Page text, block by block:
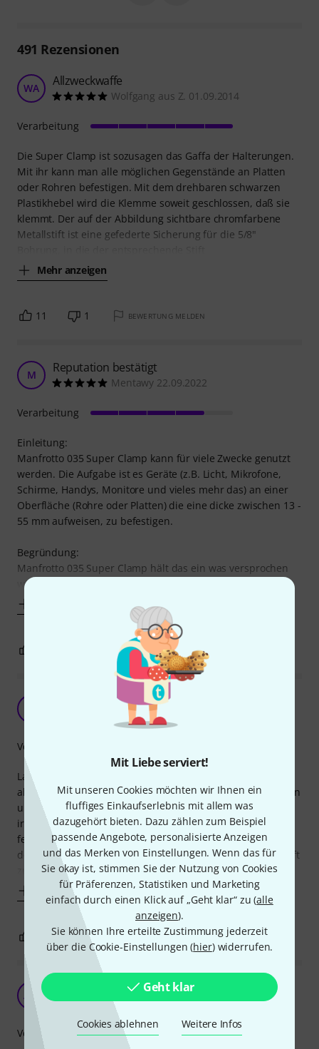
Mit Liebe serviert!
Mit unseren Cookies möchten wir Ihnen ein
fluffiges Einkaufserlebnis mit allem was
dazugehört bieten. Dazu zählen zum Beispiel
passende Angebote, personalisierte Anzeigen
und das Merken von Einstellungen. Wenn das für
Sie okay ist, stimmen Sie der Nutzung von Cookies
für Präferenzen, Statistiken und Marketing
einfach durch einen Klick auf „Geht klar“ zu (alle
anzeigen).
Sie können Ihre erteilte Zustimmung jederzeit
über die Cookie-Einstellungen (hier) widerrufen.
Geht klar
Cookies ablehnen Weitere Infos
491 Rezensionen
WA Allzweckwaffe
Wolfgang aus Z. 01.09.2014
Die Super Clamp ist sozusagen das Gaffa der Halterungen.
Mit ihr kann man alle möglichen Gegenstände an Platten
oder Rohren befestigen. Mit dem drehbaren schwarzen
Plastikhebel wird die Klemme soweit geschlossen, daß sie
klemmt. Der auf der Abbildung sichtbare chromfarbene
Metallstift ist eine gefederte Sicherung für die 5/8"
Mehr anzeigen
Verarbeitung
11 1 BEWERTUNG MELDEN
M Reputation bestätigt
Mentawy 22.09.2022
Einleitung:
Manfrotto 035 Super Clamp kann für viele Zwecke genutzt
werden. Die Aufgabe ist es Geräte (z.B. Licht, Mikrofone,
Schirme, Handys, Monitore und vieles mehr das) an einer
Oberfläche (Rohre oder Platten) die eine dicke zwischen 13 -
55 mm aufweisen, zu befestigen.
Begründung:
Manfrotto 035 Super Clamp hält das ein was versprochen
wird.
Verarbeitung
BEWERTUNG MELDEN
Super praktisch
AudioCG 17.01.2021
Lange habe ich an Klammern und Halterungen gespart,
aber jetzt wo ich sie habe, setze ich sie wirklich dauernd ein
und es ist extrem praktisch. Mal eben was festmachen
irgendwo? Man greift zur Super Clamp. Was am Stativ
festmachen und sei es nur etwas Molton, das man durch
den Raum für eine bessere Akustik spannen will, man greift
zur Super Clamp. Das Ding ist
Mehr anzeigen
Verarbeitung
0 BEWERTUNG MELDEN
AM Zuverlässige Qualität für Video-Anwendungen
AF Media 17.11.2023
Verarbeitung